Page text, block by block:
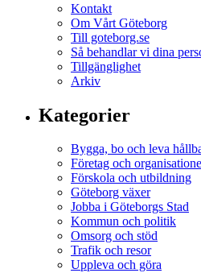
Kontakt
Om Vårt Göteborg
Till goteborg.se
Så behandlar vi dina
Tillgänglighet
Arkiv
Kategorier
Bygga, bo och leva
Företag och
Förskola och utbildning
Göteborg växer
Jobba i Göteborgs Stad
Kommun och politik
Omsorg och stöd
Trafik och resor
Uppleva och göra